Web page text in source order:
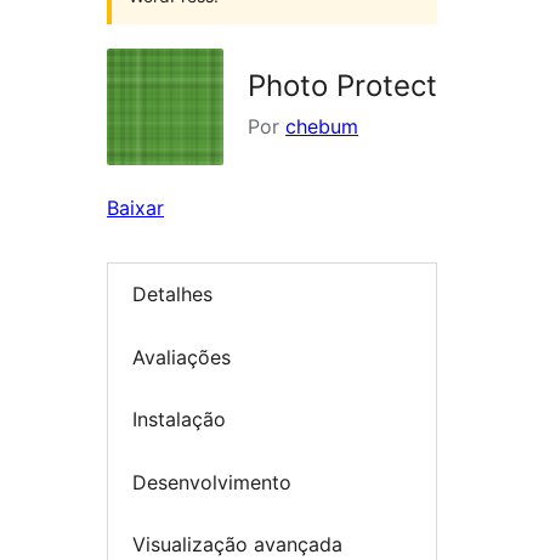
Photo Protect
Por chebum
Baixar
Detalhes
Avaliações
Instalação
Desenvolvimento
Visualização avançada